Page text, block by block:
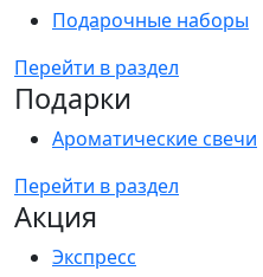
Подарочные наборы
Перейти в раздел
Подарки
Ароматические свечи
Перейти в раздел
Акция
Экспресс